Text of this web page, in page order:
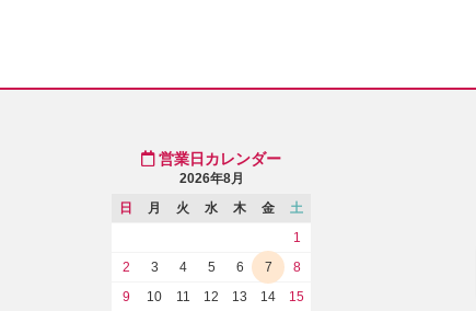
営業日カレンダー
2026年8月
日
月 火 水 木 金
土
1
2
3 4 5 6 7
8
9
10 11 12 13 14 15